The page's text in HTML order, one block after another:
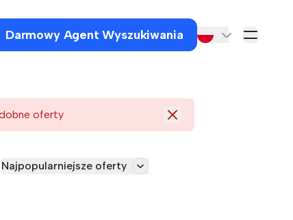
Darmowy Agent Wyszukiwania
oferty
Najpopularniejsze oferty